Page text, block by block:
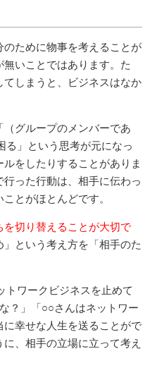
のために物事を考えることが
いことではあります。た
しまうと、ビジネスはなか
グループのメンバーであ
る」という思考が元になっ
をしたりすることがありま
った行動は、相手に伝わっ
とがほとんどです。
を切り替えることが大切で
という考え方を「相手のた
トワークビジネスを止めて
？」「○○さんはネットワー
幸せな人生を送ることがで
、相手の立場に立って考え